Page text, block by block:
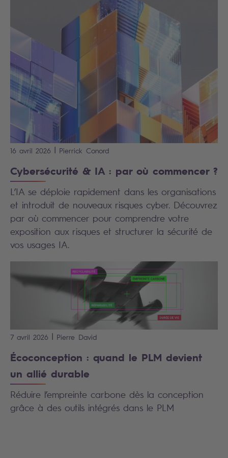
16 avril 2026 | Pierrick Conord
Cybersécurité & IA : par où commencer ?
L’IA se déploie rapidement dans les organisations
et introduit de nouveaux risques cyber. Découvrez
par où commencer pour comprendre votre
exposition aux risques et structurer la sécurité de
vos usages IA.
7 avril 2026 | Pierre David
Écoconception : quand le PLM devient
un allié durable
Réduire l’empreinte carbone dès la conception
grâce à des outils intégrés dans le PLM